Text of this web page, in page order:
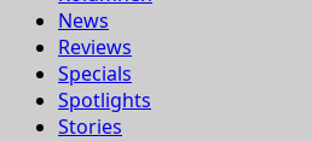
News
Reviews
Specials
Spotlights
Stories